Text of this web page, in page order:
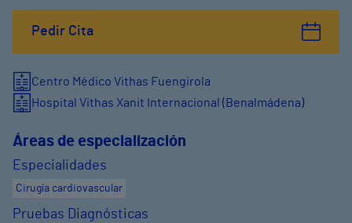
Pedir Cita
Centro Médico Vithas Fuengirola
Hospital Vithas Xanit Internacional (Benalmádena)
Áreas de especialización
Especialidades
Cirugía cardiovascular
Pruebas Diagnósticas